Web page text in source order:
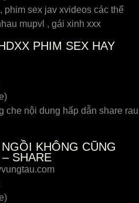
phim sex jav xvideos các thể
mupvl , gái xinh xxx
PHIM SEX HAY
che nội dung hấp dẫn share rau
KHÔNG CŨNG
SHARE